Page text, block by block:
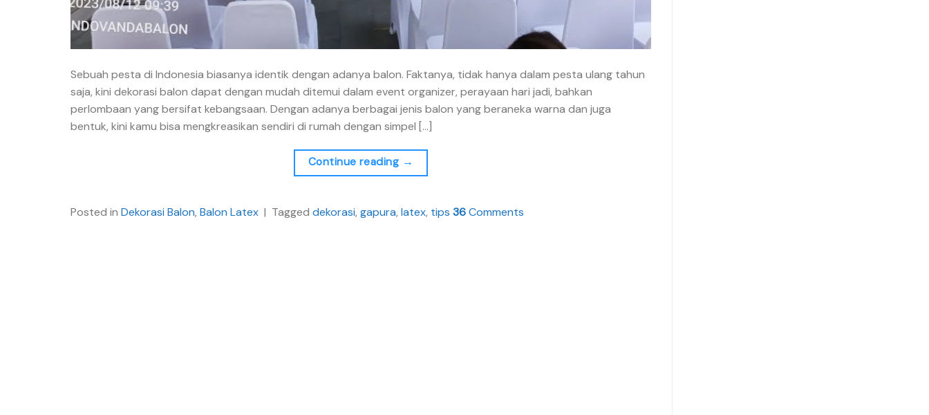
Sebuah pesta di Indonesia biasanya identik dengan adanya balon. Faktanya, tidak hanya dalam pesta ulang tahun
saja, kini dekorasi balon dapat dengan mudah ditemui dalam event organizer, perayaan hari jadi, bahkan
perlombaan yang bersifat kebangsaan. Dengan adanya berbagai jenis balon yang beraneka warna dan juga
bentuk, kini kamu bisa mengkreasikan sendiri di rumah dengan simpel […]
Continue reading →
Posted in Dekorasi Balon, Balon Latex | Tagged dekorasi, gapura, latex, tips 36Comments